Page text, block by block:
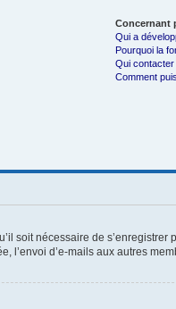
Concernant
Qui a
Pourquoi la
Qui
Comment
soit nécessaire de
d’e-mails aux autres